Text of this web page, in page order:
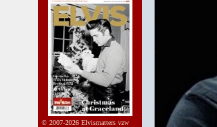
© 2007-2026 Elvismatters vzw